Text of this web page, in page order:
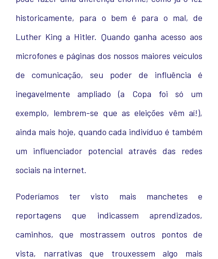
historicamente, para o bem é para o mal, de
Luther King a Hitler. Quando ganha acesso aos
microfones e páginas dos nossos maiores veículos
de comunicação, seu poder de influência é
inegavelmente ampliado (a Copa foi só um
exemplo, lembrem-se que as eleições vêm aí!),
ainda mais hoje, quando cada indivíduo é também
um influenciador potencial através das redes
sociais na internet.
Poderíamos ter visto mais manchetes e
reportagens que indicassem aprendizados,
caminhos, que mostrassem outros pontos de
vista, narrativas que trouxessem algo mais